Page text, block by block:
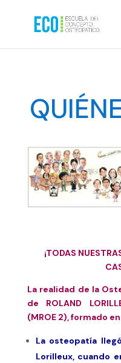
¡TODAS
La realidad de la
de ROLAND
(MROE 2), formado
La osteopatía
Lorilleux, cuando